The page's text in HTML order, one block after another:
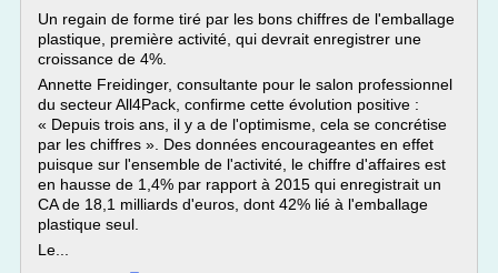
Un regain de forme tiré par les bons chiffres de l'emballage
plastique, première activité, qui devrait enregistrer une
croissance de 4%.
Annette Freidinger, consultante pour le salon professionnel
du secteur All4Pack, confirme cette évolution positive :
« Depuis trois ans, il y a de l'optimisme, cela se concrétise
par les chiffres ». Des données encourageantes en effet
puisque sur l'ensemble de l'activité, le chiffre d'affaires est
en hausse de 1,4% par rapport à 2015 qui enregistrait un
CA de 18,1 milliards d'euros, dont 42% lié à l'emballage
plastique seul.
Le...